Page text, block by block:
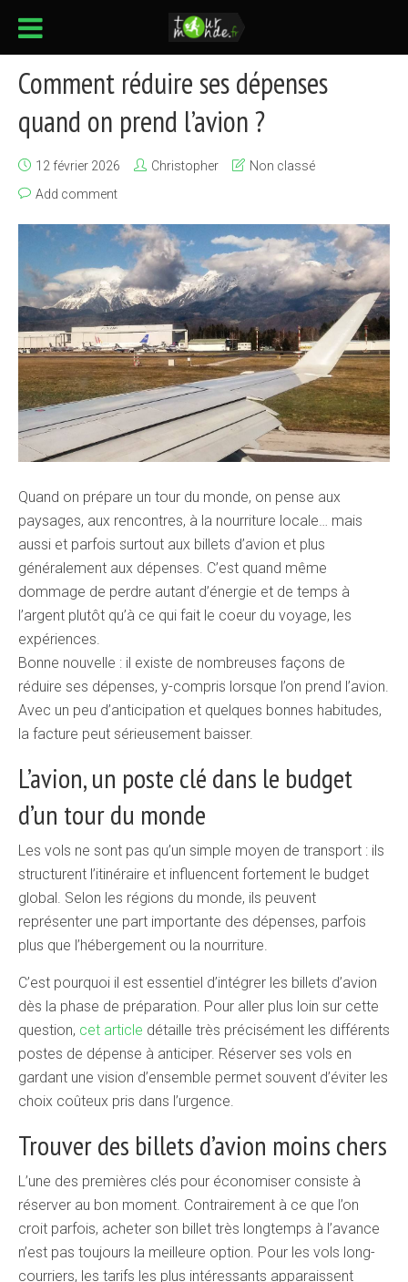
Comment réduire ses dépenses
quand on prend l’avion ?
12 février 2026 Christopher
Non classé
Add comment
Quand on prépare un tour du monde, on pense aux
paysages, aux rencontres, à la nourriture locale… mais
aussi et parfois surtout aux billets d’avion et plus
généralement aux dépenses. C’est quand même
dommage de perdre autant d’énergie et de temps à
l’argent plutôt qu’à ce qui fait le coeur du voyage, les
expériences.
Bonne nouvelle : il existe de nombreuses façons de
réduire ses dépenses, y-compris lorsque l’on prend l’avion.
Avec un peu d’anticipation et quelques bonnes habitudes,
la facture peut sérieusement baisser.
L’avion, un poste clé dans le budget
d’un tour du monde
Les vols ne sont pas qu’un simple moyen de transport : ils
structurent l’itinéraire et influencent fortement le budget
global. Selon les régions du monde, ils peuvent
représenter une part importante des dépenses, parfois
plus que l’hébergement ou la nourriture.
C’est pourquoi il est essentiel d’intégrer les billets d’avion
dès la phase de préparation. Pour aller plus loin sur cette
question, cet article détaille très précisément les différents
postes de dépense à anticiper. Réserver ses vols en
gardant une vision d’ensemble permet souvent d’éviter les
choix coûteux pris dans l’urgence.
Trouver des billets d’avion moins chers
L’une des premières clés pour économiser consiste à
réserver au bon moment. Contrairement à ce que l’on
croit parfois, acheter son billet très longtemps à l’avance
n’est pas toujours la meilleure option. Pour les vols long-
courriers, les tarifs les plus intéressants apparaissent